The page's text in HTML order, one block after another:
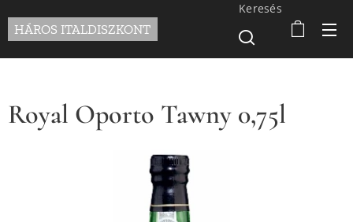
HÁROS ITALDISZKONT
Keresés
Royal Oporto Tawny 0,75l